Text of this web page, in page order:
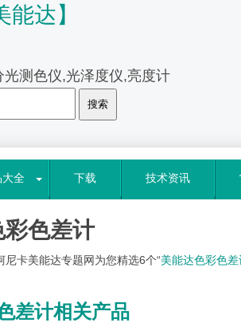
能达】
光测色仪,光泽度仪,亮度计
大全 下载 技术资讯
色差计
卡美能达专题网为您精选6个“美能达色彩色差
差计相关产品